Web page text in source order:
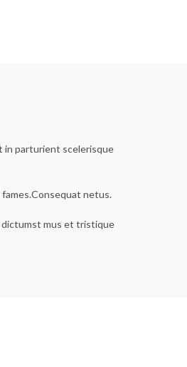
in parturient scelerisque
netus.
dictumst mus et tristique